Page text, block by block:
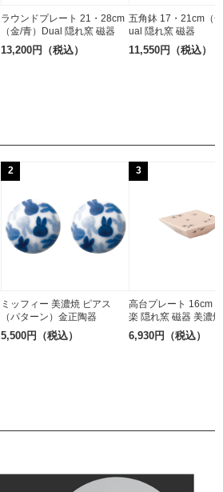
ラウンドプレート 21・28cm
（金/青）Dual 隠れ窯 磁器
13,200円（税込）
五角鉢 17・21cm（
ual 隠れ窯 磁器
11,550円（税込）
2
ミッフィー 美濃焼 ピアス
（パターン）金正陶器
5,500円（税込）
3
高台プレート 16cm
楽 隠れ窯 磁器 美濃焼
6,930円（税込）